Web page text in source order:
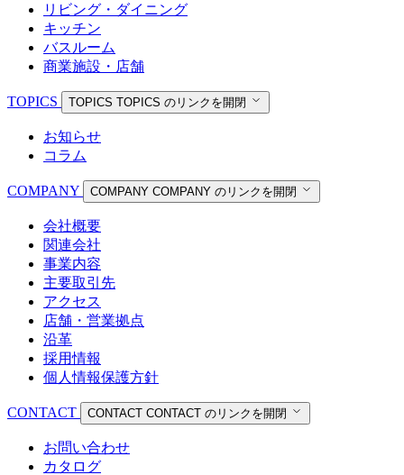
リビング・ダイニング
キッチン
バスルーム
商業施設・店舗
TOPICS TOPICS TOPICS のリンクを開閉
お知らせ
コラム
COMPANY COMPANY COMPANY のリンクを開閉
会社概要
関連会社
事業内容
主要取引先
アクセス
店舗・営業拠点
沿革
採用情報
個人情報保護方針
CONTACT CONTACT CONTACT のリンクを開閉
お問い合わせ
カタログ